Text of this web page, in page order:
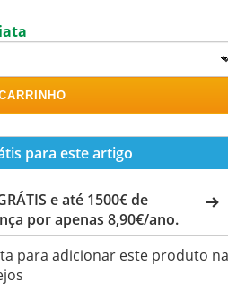
para este artigo
e até 1500€ de
por apenas 8,90€/ano.
para adicionar este produto na